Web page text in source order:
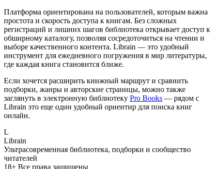
Платформа ориентирована на пользователей, которым важна
простота и скорость доступа к книгам. Без сложных
регистраций и лишних шагов библиотека открывает доступ к
обширному каталогу, позволяя сосредоточиться на чтении и
выборе качественного контента. Librain — это удобный
инструмент для ежедневного погружения в мир литературы,
где каждая книга становится ближе.
Если хочется расширить книжный маршрут и сравнить
подборки, жанры и авторские страницы, можно также
заглянуть в электронную библиотеку Pro Books — рядом с
Librain это еще один удобный ориентир для поиска книг
онлайн.
L
Librain
Ультрасовременная библиотека, подборки и сообщество
читателей
18+ Все права защищены